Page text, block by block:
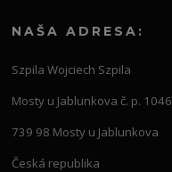
NAŠA ADRESA:
Szpila Wojciech Szpila
Mosty u Jablunkova č. p. 1046
739 98 Mosty u Jablunkova
Česká republika